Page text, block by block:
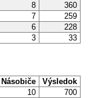
8
360
7
259
6
228
3 33
Násobiče
Výsledok
10
700